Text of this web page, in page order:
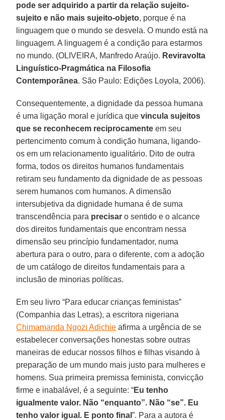
pode ser adquirido a partir da relação sujeito-
sujeito e não mais sujeito-objeto, porque é na
linguagem que o mundo se desvela. O mundo está na
linguagem. A linguagem é a condição para estarmos
no mundo. (OLIVEIRA, Manfredo Araújo. Reviravolta
Linguístico-Pragmática na Filosofia
Contemporânea. São Paulo: Edições Loyola, 2006).
Consequentemente, a dignidade da pessoa humana
é uma ligação moral e jurídica que vincula sujeitos
que se reconhecem reciprocamente em seu
pertencimento comum à condição humana, ligando-
os em um relacionamento igualitário. Dito de outra
forma, todos os direitos humanos fundamentais
retiram seu fundamento da dignidade de as pessoas
serem humanos com humanos. A dimensão
intersubjetiva da dignidade humana é de suma
transcendência para precisar o sentido e o alcance
dos direitos fundamentais que encontram nessa
dimensão seu princípio fundamentador, numa
abertura para o outro, para o diferente, com a adoção
de um catálogo de direitos fundamentais para a
inclusão de minorias políticas.
Em seu livro “Para educar crianças feministas”
(Companhia das Letras), a escritora nigeriana
Chimamanda Ngozi Adichie afirma a urgência de se
estabelecer conversações honestas sobre outras
maneiras de educar nossos filhos e filhas visando à
preparação de um mundo mais justo para mulheres e
homens. Sua primeira premissa feminista, convicção
firme e inabalável, é a seguinte: “Eu tenho
igualmente valor. Não “enquanto”. Não “se”. Eu
tenho valor igual. E ponto final”. Para a autora é